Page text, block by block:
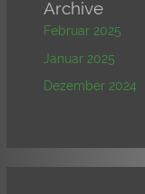
Archive
Februar 2025
Januar 2025
Dezember 2024